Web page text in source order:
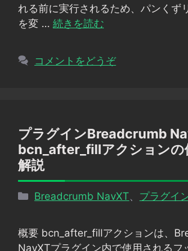
れる前に実行されるため、パンくず
を変 … 続きを読む
コメントをどうぞ
プラグインBreadcrumb
bcn_after_fillアクションの
解説
カ
リ
Breadcrumb NavXT プラグイ
概要 bcn_after_fillアクションは、
NavXTプラグイン内で使用されるフ